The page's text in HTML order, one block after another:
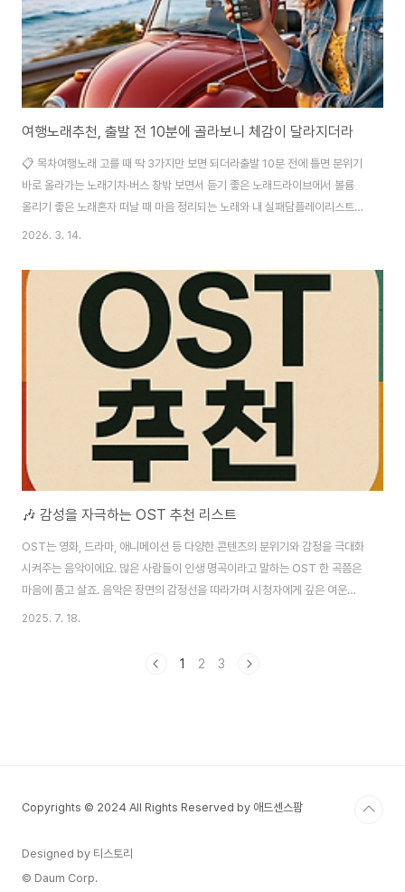
여행노래추천, 출발 전 10분에 골라보니 체감이 달라지더라
📋 목차여행노래 고를 때 딱 3가지만 보면 되더라출발 10분 전에 틀면 분위기
바로 올라가는 노래기차·버스 창밖 보면서 듣기 좋은 노래드라이브에서 볼륨
올리기 좋은 노래혼자 떠날 때 마음 정리되는 노래와 내 실패담플레이리스트
60분으로 묶는 실전 조합법자주 묻는 질문 짐을 다 챙겼는데도 마음이 어수선
은 길 위에서 시작인데, 출발 10분이 흐릿하면 그날 분위기도 같이 흐려지더라
고요. 그래서 난이도를 확 낮추려고 노래 고르는 기준을 숫자 3개로 고정해 봤
어요. 생각보다 차이가 크게 났어요. 같은 코스라도 첫 30분에 어떤 곡이 깔리
느냐로 텐션이 확 달라지잖아요. 한 번은 60분짜리 플레이리스트를 딱 맞춰서
묶었는데, 이동 시간이..
2026. 3. 14.
🎶 감성을 자극하는 OST 추천 리스트
OST는 영화, 드라마, 애니메이션 등 다양한 콘텐츠의 분위기와 감정을 극대화
시켜주는 음악이에요. 많은 사람들이 인생 명곡이라고 말하는 OST 한 곡쯤은
마음에 품고 살죠. 음악은 장면의 감정선을 따라가며 시청자에게 깊은 여운을
남기곤 해요. 특히 OST는 단순한 배경음악이 아니라, 작품의 분위기를 결정짓
2025. 7. 18.
1 2 3
Copyrights © 2024 All Rights Reserved by 애드센스팜
Designed by 티스토리
© Daum Corp.